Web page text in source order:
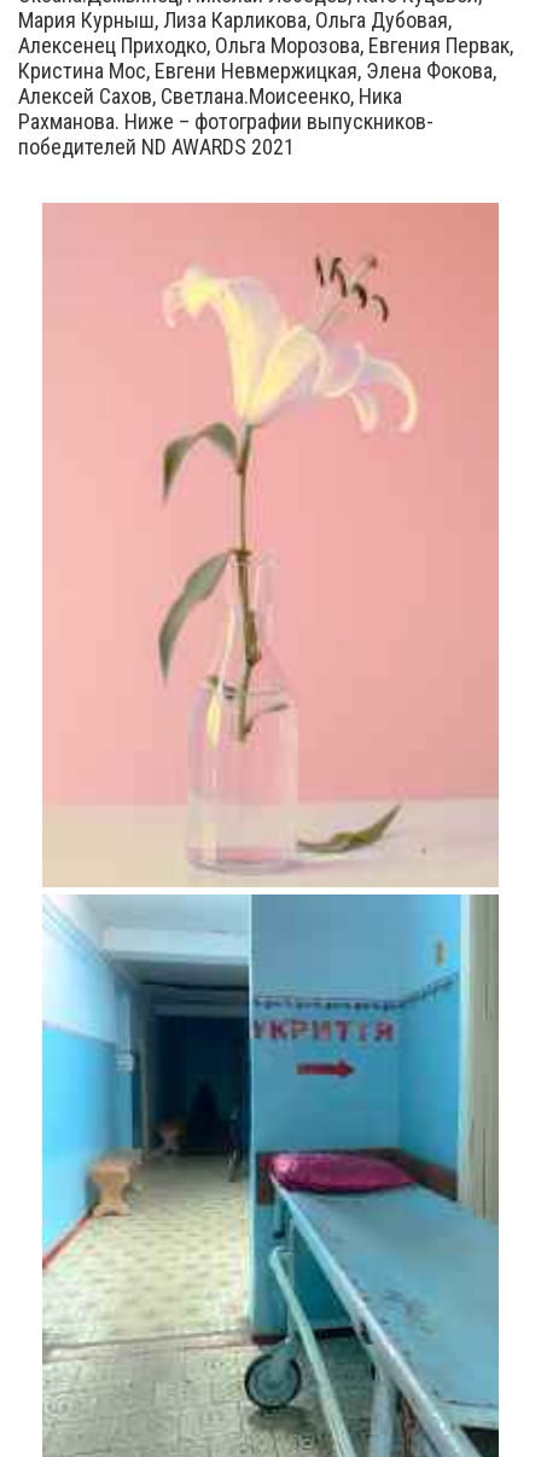
Мария Курныш, Лиза Карликова, Ольга Дубовая,
Алексенец Приходко, Ольга Морозова, Евгения Первак,
Кристина Мос, Евгени Невмержицкая, Элена Фокова,
Алексей Сахов, Светлана.Моисеенко, Ника
Рахманова. Ниже – фотографии выпускников-
победителей ND AWARDS 2021